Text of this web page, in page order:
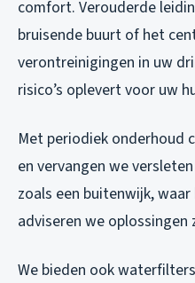
comfort. Verouderde
bruisende buurt of het
verontreinigingen in uw
risico’s oplevert voor uw
Met periodiek onderhoud
en vervangen we
zoals een buitenwijk,
adviseren we
We bieden ook